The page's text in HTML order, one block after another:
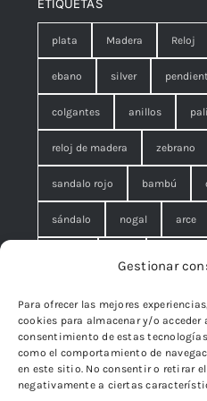
Gestionar
Para ofrecer las mejores
cookies para almacenar y/o
consentimiento de estas
como el comportamiento de
en este sitio. No consentir o retirar
negativamente a ciertas
ETIQUETAS
plata Madera Reloj
ebano silver
colgantes anillos
reloj de madera zebrano
sandalo rojo bambú
sándalo nogal arce
brazalete cuadrado
cisne edelweiss